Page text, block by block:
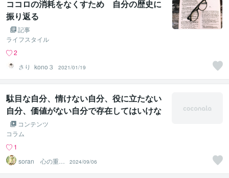
ココロの消耗をなくすため 自分の歴史に
振り返る
記事
ライフスタイル
2
さり_kono３
2021/01/19
駄目な自分、情けない自分、役に立たない
自分、価値がない自分で存在してはいけな
い幻覚、幻術が解ける遠隔法術ヒーリング
コンテンツ
コラム
1
soran 心の重荷
を下ろせるヒー
リング
2024/09/06